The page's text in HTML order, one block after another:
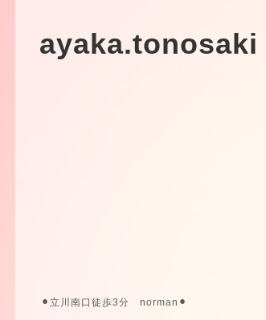
ayaka.tonosaki
⚫︎立川南口徒歩3分 norman⚫︎